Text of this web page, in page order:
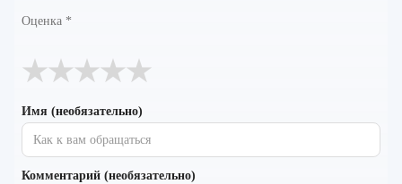
Оценка *
★
★
★
★
★
Имя (необязательно)
Комментарий (необязательно)